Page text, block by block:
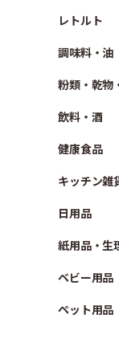
レトルト
調味料・油
粉類・乾物
飲料・酒
健康食品
キッチン雑
日用品
紙用品・生
ベビー用品
ペット用品